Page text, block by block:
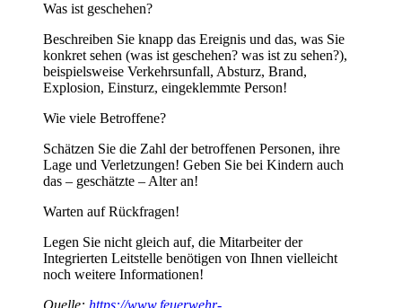
Was ist geschehen?
Beschreiben Sie knapp das Ereignis und das, was Sie
konkret sehen (was ist geschehen? was ist zu sehen?),
beispielsweise Verkehrsunfall, Absturz, Brand,
Explosion, Einsturz, eingeklemmte Person!
Wie viele Betroffene?
Schätzen Sie die Zahl der betroffenen Personen, ihre
Lage und Verletzungen! Geben Sie bei Kindern auch
das – geschätzte – Alter an!
Warten auf Rückfragen!
Legen Sie nicht gleich auf, die Mitarbeiter der
Integrierten Leitstelle benötigen von Ihnen vielleicht
noch weitere Informationen!